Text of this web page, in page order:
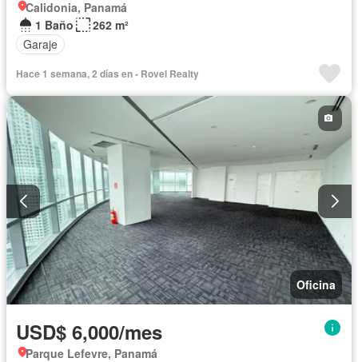
Calidonia, Panamá
1 Baño
262 m²
Garaje
Hace 1 semana, 2 días en - Rovel Realty
Oficina
USD$ 6,000/mes
Parque Lefevre, Panamá